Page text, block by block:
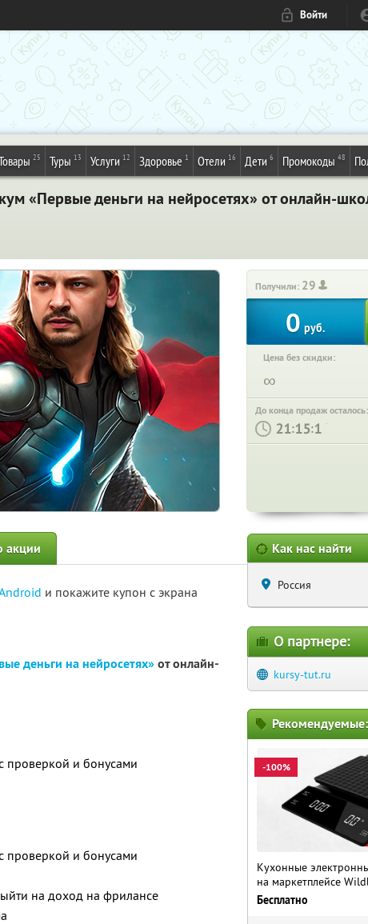
Войти
25 Туры 13 Услуги 12 Здоровье 1 Отели 16 Дети 6 Промокоды 48
«Первые деньги на нейросетях» от онлайн-
Получили: 29
0 руб.
Цена без скидки:
∞
До конца продаж осталось:
: :
акции
и покажите купон с экрана
деньги на нейросетях»от онлайн-
проверкой и бонусами
проверкой и бонусами
на доход на фрилансе
Как нас найти
Россия
О партнере:
kursy-tut.ru
Рекомендуемые:
-100%
Кухонные
на маркетплейсе
Бесплатно